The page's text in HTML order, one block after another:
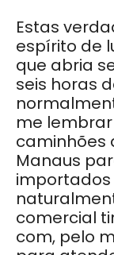
Estas
espírito de
que abria
seis horas
me
caminhões
Manaus
importados
comercial
com, pelo